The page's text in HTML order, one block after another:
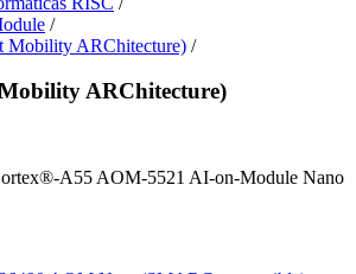
/
Mobility ARChitecture) /
ARChitecture)
A55 AOM-5521 AI-on-Module Nano